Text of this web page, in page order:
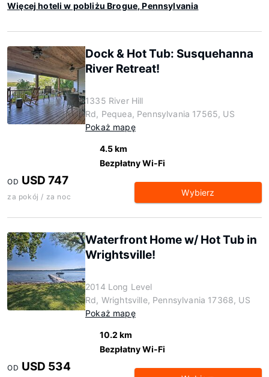
Więcej hoteli w pobliżu Brogue, Pennsylvania
Dock & Hot Tub: Susquehanna
River Retreat!
1335 River Hill
Rd, Pequea, Pennsylvania 17565, US
Pokaż mapę
4.5 km
Bezpłatny Wi-Fi
OD USD 747
za pokój / za noc Wybierz
Waterfront Home w/ Hot Tub in
Wrightsville!
2014 Long Level
Rd, Wrightsville, Pennsylvania 17368, US
Pokaż mapę
10.2 km
Bezpłatny Wi-Fi
OD USD 534